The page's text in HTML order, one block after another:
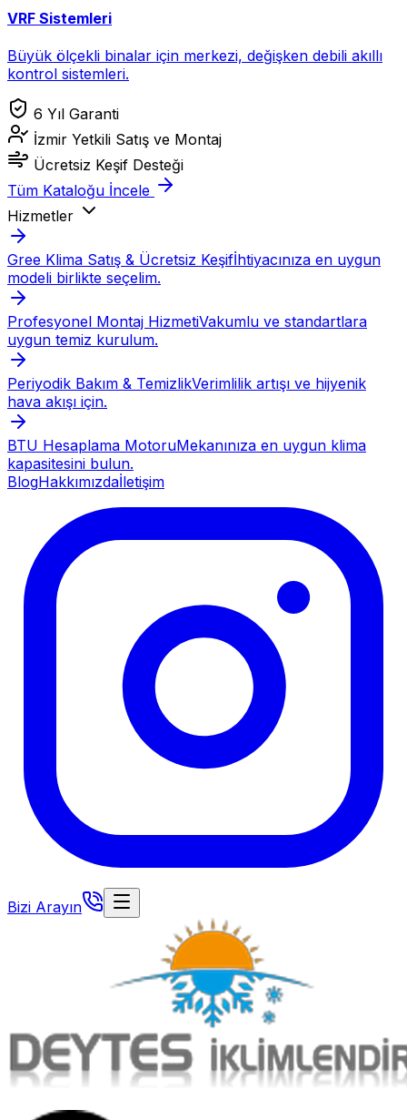
VRF Sistemleri
Büyük ölçekli binalar için merkezi, değişken debili akıllı
kontrol sistemleri.
6 Yıl Garanti
İzmir Yetkili Satış ve Montaj
Ücretsiz Keşif Desteği
Tüm Kataloğu İncele
Hizmetler
Gree Klima Satış & Ücretsiz Keşifİhtiyacınıza en uygun
modeli birlikte seçelim.
Profesyonel Montaj HizmetiVakumlu ve standartlara
uygun temiz kurulum.
Periyodik Bakım & TemizlikVerimlilik artışı ve hijyenik
hava akışı için.
BTU Hesaplama MotoruMekanınıza en uygun klima
kapasitesini bulun.
BlogHakkımızdaİletişim
Bizi Arayın